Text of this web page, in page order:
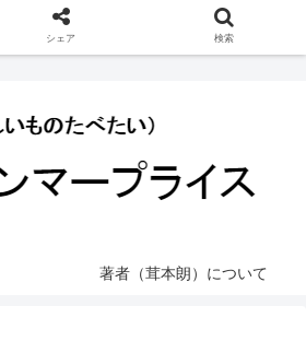
著者（茸本朗）について
シェア 検索